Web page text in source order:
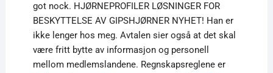
got nock. HJØRNEPROFILER LØSNINGER FOR
BESKYTTELSE AV GIPSHJØRNER NYHET! Han er
ikke lenger hos meg. Avtalen sier også at det skal
være fritt bytte av informasjon og personell
mellom medlemslandene. Regnskapsreglene er